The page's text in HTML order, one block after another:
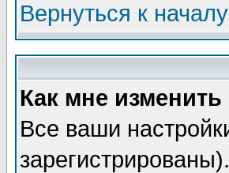
Вернуться к началу
Как мне
Все ваши